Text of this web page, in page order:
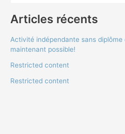
Articles récents
Activité indépendante sans diplôme
maintenant possible!
Restricted content
Restricted content